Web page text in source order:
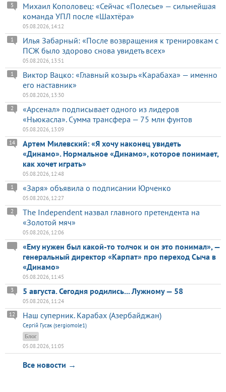
Михаил Кополовец: «Сейчас «Полесье» — сильнейшая
команда УПЛ после «Шахтёра»
5
05.08.2026, 14:12
Илья Забарный: «После возвращения к тренировкам с
ПСЖ было здорово снова увидеть всех»
1
05.08.2026, 13:51
Виктор Вацко: «Главный козырь «Карабаха» — именно
его наставник»
1
05.08.2026, 13:30
«Арсенал» подписывает одного из лидеров
«Ньюкасла». Сумма трансфера — 75 млн фунтов
2
05.08.2026, 13:09
Артем Милевский: «Я хочу наконец увидеть
«Динамо». Нормальное «Динамо», которое понимает,
как хочет играть»
14
05.08.2026, 12:48
«Заря» объявила о подписании Юрченко
1
05.08.2026, 12:27
The Independent назвал главного претендента на
«Золотой мяч»
2
05.08.2026, 12:06
«Ему нужен был какой-то толчок и он это понимал», —
генеральный директор «Карпат» про переход Сыча в
«Динамо»
05.08.2026, 11:45
5 августа. Сегодня родились... Лужному — 58
3
05.08.2026, 11:24
Наш суперник. Карабах (Азербайджан)
12
Сергій Гусак (sergiomole1)
Блог
05.08.2026, 11:05
Все новости →